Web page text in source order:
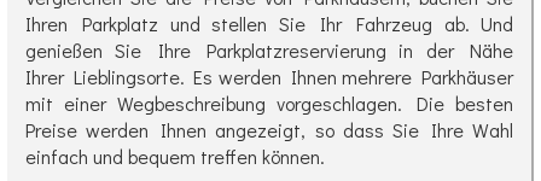
Ihren Parkplatz und stellen Sie Ihr Fahrzeug ab. Und
genießen Sie Ihre Parkplatzreservierung in der Nähe
Ihrer Lieblingsorte. Es werden Ihnen mehrere Parkhäuser
mit einer Wegbeschreibung vorgeschlagen. Die besten
Preise werden Ihnen angezeigt, so dass Sie Ihre Wahl
einfach und bequem treffen können.